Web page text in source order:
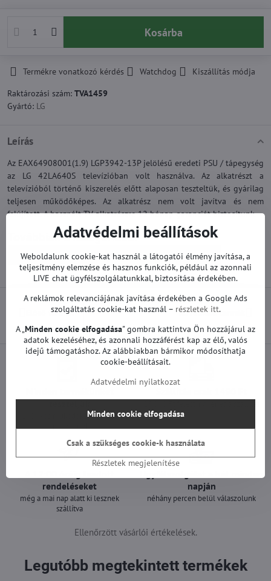
Kosárba
Termékre vonatkozó kérdés Watchdog
Kiszállítás módja
Raktározási szám: TVA1459
Gyártó: LG
Leírás
Az EAX64908001(1.9) LGP3942-13P jelölésű eredeti PSU / tápegység
az LG 42LA640S televízióban volt használva. Az alkatrészt a
televízióból történő kiszerelés előtt alaposan teszteltük, és gyárilag
teljesen működőképes. Az alkatrész nem volt javítva és nem
felújított. A használt TV alkatrészre 12 hónap garanciát biztosítunk.
Továbbiak a kategóriából
Pótalkatrészek | LG TV Tápegységek | LG TV
Előző termék Következő termék
100%-os működőképességet
garantálunk
rendeléseket
még a mai nap alatt ki lesznek
szállítva
napján
néhány percen belül válaszolunk
Ellenőrzött vásárlói értékelések.
Legutóbb megtekintett termékek
Adatvédelmi beállítások
Weboldalunk cookie-kat használ a látogatói élmény javítása, a
teljesítmény elemzése és hasznos funkciók, például az azonnali
LIVE chat ügyfélszolgálatunkkal, biztosítása érdekében.
A reklámok relevanciájának javítása érdekében a Google Ads
szolgáltatás cookie-kat használ – részletek itt.
A „ Minden cookie elfogadása" gombra kattintva Ön hozzájárul az
adatok kezeléséhez, és azonnali hozzáférést kap az élő, valós
idejű támogatáshoz. Az alábbiakban bármikor módosíthatja
cookie-beállításait.
Adatvédelmi nyilatkozat
Részletek megjelenítése
Minden cookie elfogadása
Csak a szükséges cookie-k használata